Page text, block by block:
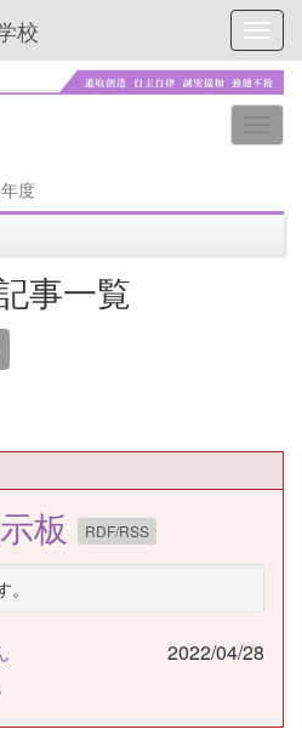
校
度
事一覧
板 RDF/RSS
2022/04/28